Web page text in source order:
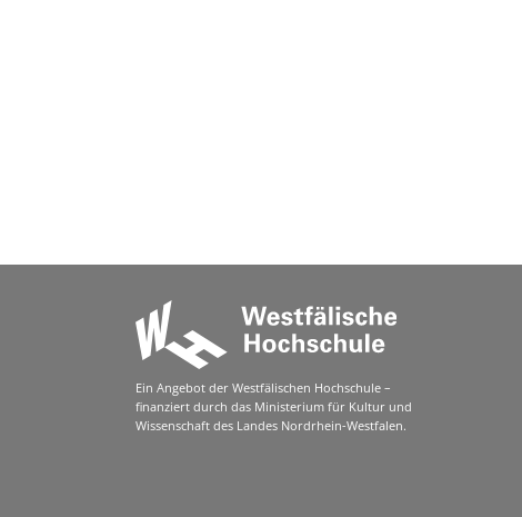
Ein Angebot der Westfälischen Hochschule –
finanziert durch das Ministerium für Kultur und
Wissenschaft des Landes Nordrhein-Westfalen.